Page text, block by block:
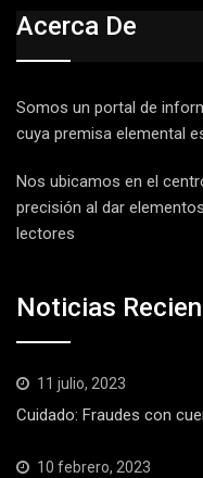
Acerca De
Somos un portal de
cuya premisa elemental
Nos ubicamos en el
precisión al dar
lectores
Noticias
11 julio, 2023
Cuidado: Fraudes con
10 febrero, 2023